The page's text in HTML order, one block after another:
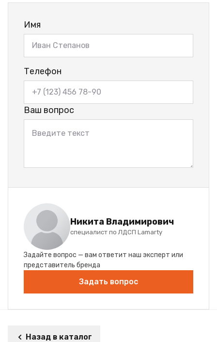
Имя
Телефон
Ваш вопрос
Никита Владимирович
специалист по ЛДСП Lamarty
Задайте вопрос — вам ответит наш эксперт или
представитель бренда
Задать вопрос
Назад в каталог